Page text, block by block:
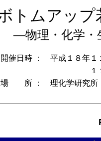
トムアップ
―物理・化学・
開催日時
： 平成１８年１
場 所
： 理化学研究